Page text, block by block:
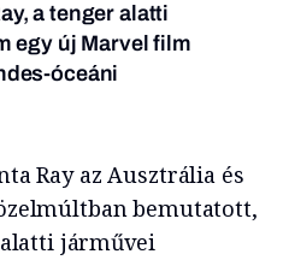
a tenger alatti
egy új Marvel film
óceáni
Ray az Ausztrália és
bemutatott,
járművei